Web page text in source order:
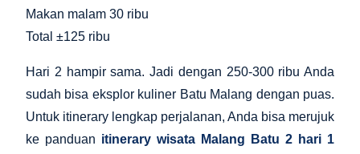
Makan malam 30 ribu
Total ±125 ribu
Hari 2 hampir sama. Jadi dengan 250-300 ribu Anda
sudah bisa eksplor kuliner Batu Malang dengan puas.
Untuk itinerary lengkap perjalanan, Anda bisa merujuk
ke panduan itinerary wisata Malang Batu 2 hari 1